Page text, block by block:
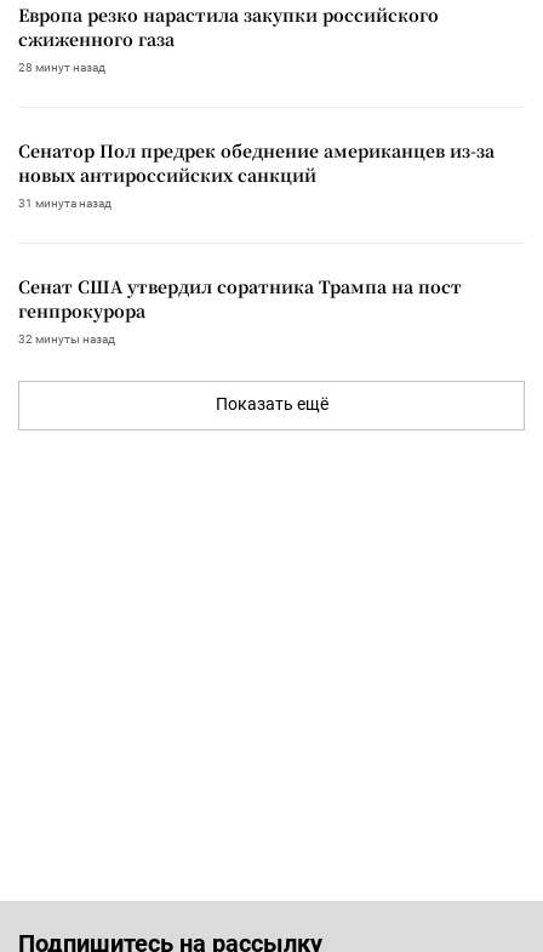
Европа резко нарастила закупки российского
сжиженного газа
28 минут назад
Сенатор Пол предрек обеднение американцев из-за
новых антироссийских санкций
31 минута назад
Сенат США утвердил соратника Трампа на пост
генпрокурора
32 минуты назад
Показать ещё
Подпишитесь на рассылку